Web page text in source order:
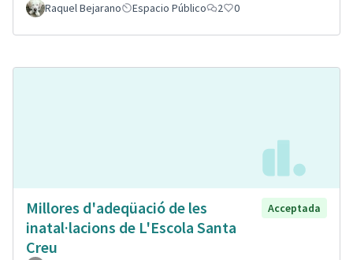
Raquel Bejarano Espacio Público 2 0
Millores d'adeqüació de les
inatal·lacions de L'Escola Santa
Creu
Acceptada